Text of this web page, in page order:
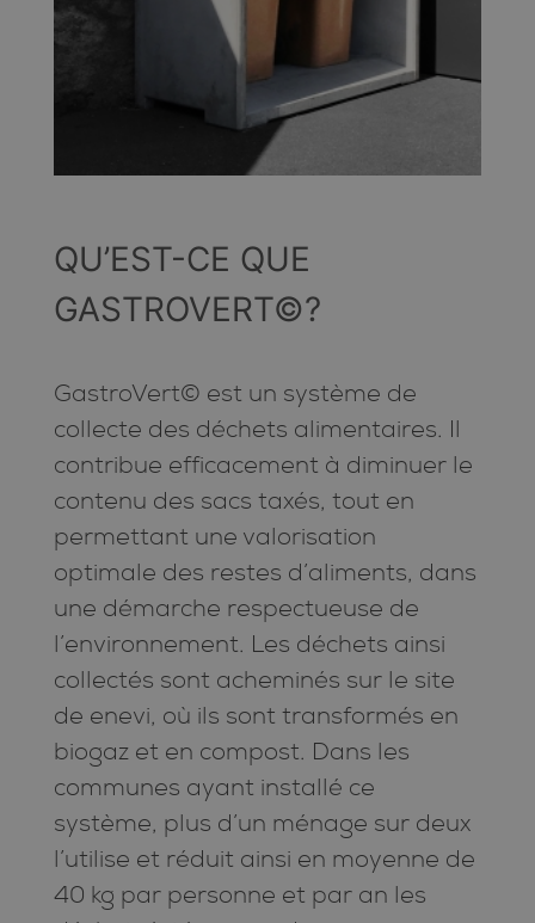
QU’EST-CE QUE
GASTROVERT©?
GastroVert© est un système de
collecte des déchets alimentaires. Il
contribue efficacement à diminuer le
contenu des sacs taxés, tout en
permettant une valorisation
optimale des restes d’aliments, dans
une démarche respectueuse de
l’environnement. Les déchets ainsi
collectés sont acheminés sur le site
de enevi, où ils sont transformés en
biogaz et en compost. Dans les
communes ayant installé ce
système, plus d’un ménage sur deux
l’utilise et réduit ainsi en moyenne de
40 kg par personne et par an les